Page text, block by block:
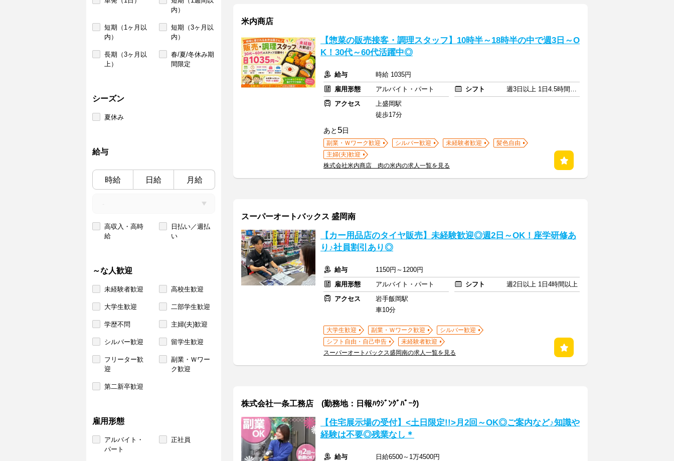
内）
短期（1ヶ月以
内）
短期（3ヶ月以
内）
長期（3ヶ月以
上）
春/夏/冬休み期
間限定
シーズン
夏休み
給与
時給 日給 月給
高収入・高時
給
日払い／週払
い
～な人歓迎
未経験者歓迎 高校生歓迎
大学生歓迎 二部学生歓迎
学歴不問 主婦(夫)歓迎
シルバー歓迎 留学生歓迎
フリーター歓
迎
副業・Ｗワー
ク歓迎
第二新卒歓迎
雇用形態
アルバイト・
パート
正社員
米内商店
【惣菜の販売接客・調理スタッフ】10時半～18時半の中で週3日～O
K！30代～60代活躍中◎
給与
時給 1035円
雇用形態
アルバイト・パート シフト
週3日以上 1日4.5時間以上
アクセス
上盛岡駅
徒歩17分
あと 5日
副業・Ｗワーク歓迎 シルバー歓迎 未経験者歓迎
髪色自由
主婦(夫)歓迎
株式会社米内商店 肉の米内の求人一覧を見る
スーパーオートバックス 盛岡南
【カー用品店のタイヤ販売】未経験歓迎◎週2日～OK！座学研修あ
り♪社員割引あり◎
給与
1150円～1200円
雇用形態
アルバイト・パート シフト
週2日以上 1日4時間以上
アクセス
岩手飯岡駅
車10分
大学生歓迎 副業・Ｗワーク歓迎
シルバー歓迎
シフト自由・自己申告
未経験者歓迎
スーパーオートバックス盛岡南の求人一覧を見る
株式会社一条工務店 (勤務地：日報ﾊｳｼﾞﾝｸﾞﾊﾟｰｸ)
【住宅展示場の受付】<土日限定!!>月2回～OK◎ご案内など♪知識や
経験は不要◎残業なし＊
給与
日給6500～1万4500円